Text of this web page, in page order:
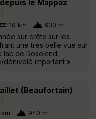
le Mappaz
10 km 930 m
sur crête sur les
une très belle vue sur
lac de Roselend.
dénivelé important »
(Beaufortain)
km 940 m